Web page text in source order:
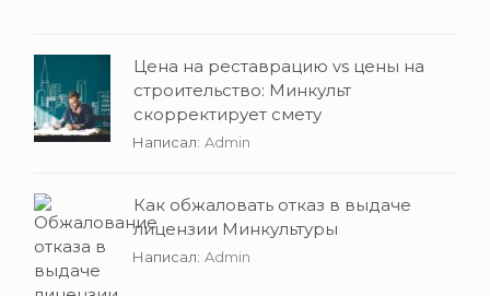
Цена на реставрацию vs цены на
строительство: Минкульт
скорректирует смету
Написал: Admin
Как обжаловать отказ в выдаче
лицензии Минкультуры
Написал: Admin